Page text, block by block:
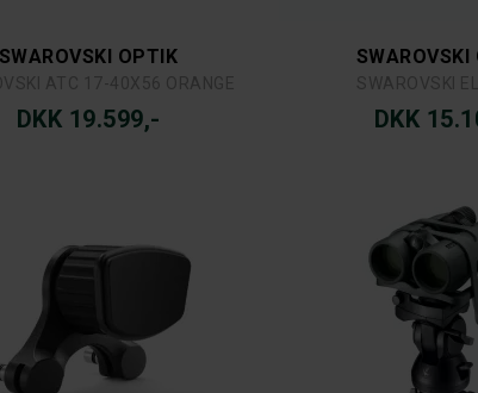
SWAROVSKI OPTIK
DKK 19.599,-
SWAROVSKI
DKK